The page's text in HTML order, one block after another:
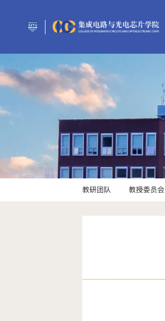
教研团队 教授委员会